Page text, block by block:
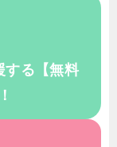
する【無料